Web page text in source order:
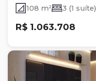
108 m² 3 (1 suíte)
R$ 1.063.708